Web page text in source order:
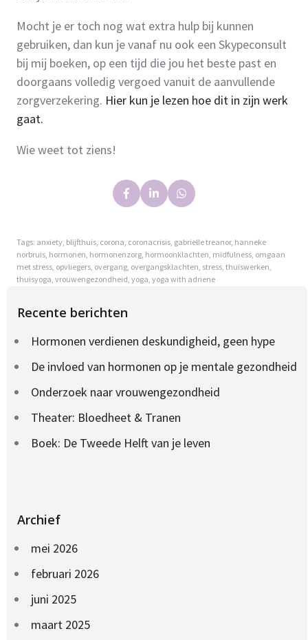
Mocht je er toch nog wat extra hulp bij kunnen
gebruiken, dan kun je vanaf nu ook een Skypeconsult
bij mij boeken, op een tijd die jou het beste past en
doorgaans volledig vergoed vanuit de aanvullende
zorgverzekering. Hier kun je lezen hoe dit in zijn werk
gaat.
Wie weet tot ziens!
Tags: anxiety blijfthuis corona coronacrisis gabrielle treanor, hanneke
norbruis hormonen hormonenzorg hormoonklachten midfulness omgaan
met stress opvliegers overgang overgangsklachten stress thuiswerken
thuisyoga vrouwengezondheid yoga yoga with adriene
Recente berichten
Hormonen verdienen deskundigheid, geen hype
De invloed van hormonen op je mentale gezondheid
Onderzoek naar vrouwengezondheid
Theater: Bloedheet & Tranen
Boek: De Tweede Helft van je leven
Archief
mei 2026
februari 2026
juni 2025
maart 2025